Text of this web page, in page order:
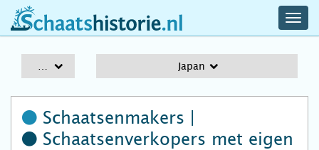
schaatshistorie.nl
Japan
Schaatsenmakers |
Schaatsenverkopers met eigen